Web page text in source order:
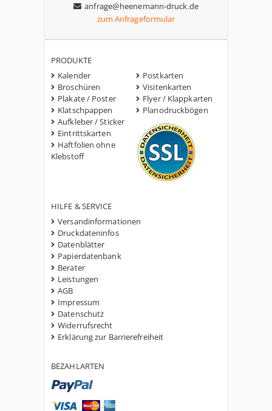
anfrage@heenemann-druck.de
zum Anfrageformular
PRODUKTE
Kalender
Broschüren
Plakate / Poster
Klatschpappen
Aufkleber / Sticker
Eintrittskarten
Haftfolien ohne
Klebstoff
Postkarten
Visitenkarten
Flyer / Klappkarten
Planodruckbögen
HILFE & SERVICE
Versandinformationen
Druckdateninfos
Datenblätter
Papierdatenbank
Berater
Leistungen
AGB
Impressum
Datenschutz
Widerrufsrecht
Erklärung zur Barrierefreiheit
BEZAHLARTEN